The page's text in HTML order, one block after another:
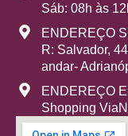
Sáb: 08h às
ENDEREÇO
R: Salvador,
andar-
ENDEREÇO
Shopping